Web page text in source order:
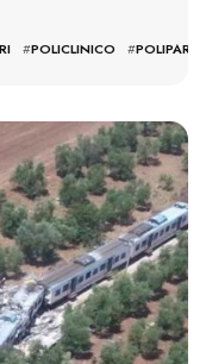
#POLICLINICO #POLIPARK